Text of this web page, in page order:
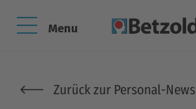
Menu
Zurück zur Personal-News